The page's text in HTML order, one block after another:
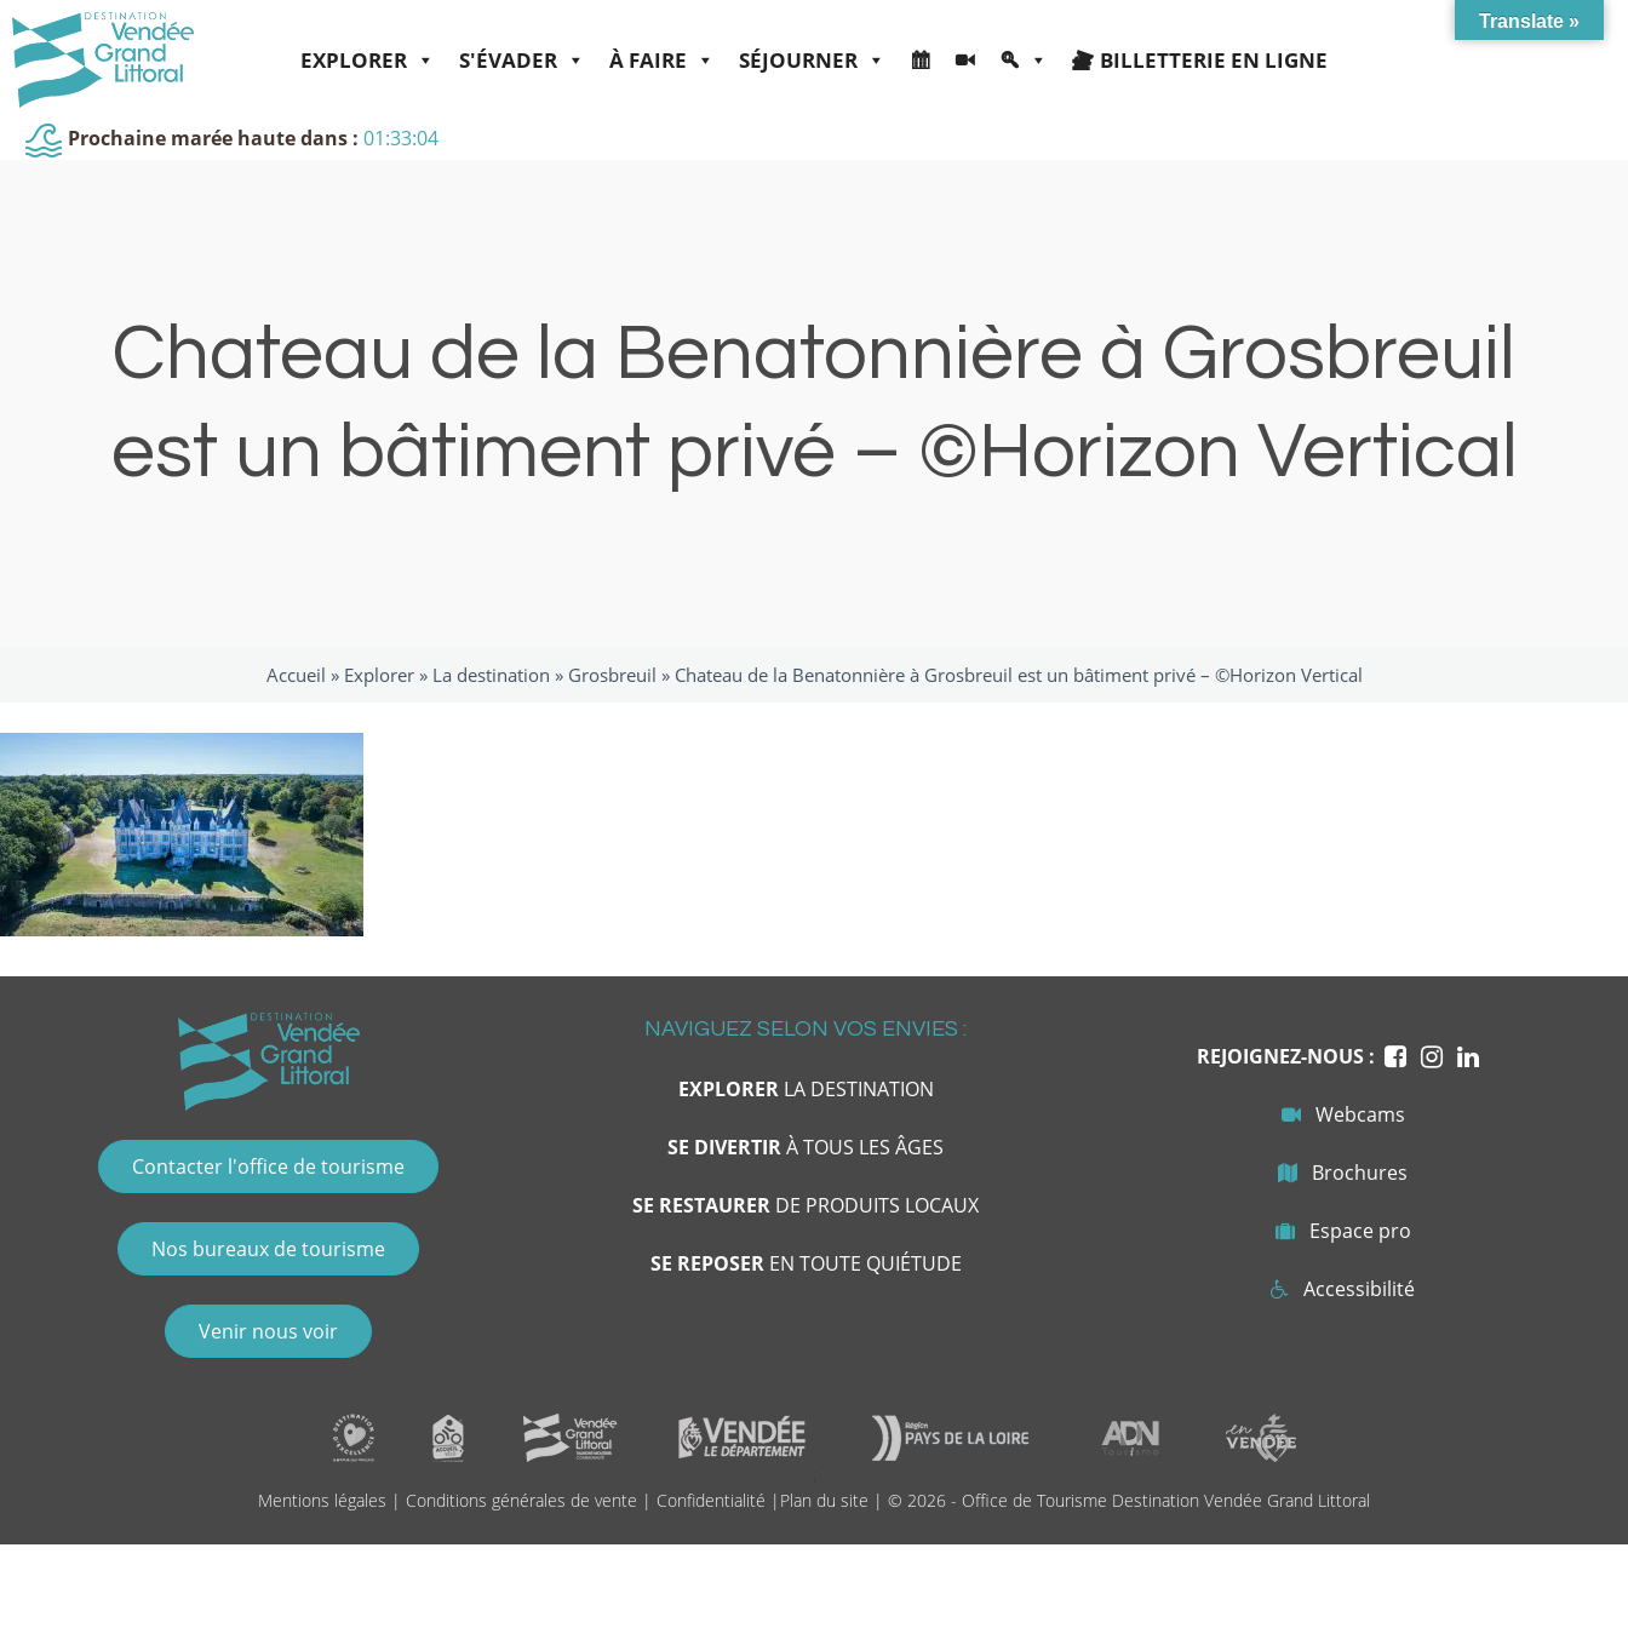
EXPLORER S'ÉVADER À FAIRE SÉJOURNER BILLETTERIE EN LIGNE
Prochaine marée haute dans : 01:33:04
Chateau de la Benatonnière à Grosbreuil
est un bâtiment privé – ©Horizon Vertical
Accueil » Explorer» La destination » Grosbreuil » Chateau de la Benatonnière à Grosbreuil est un bâtiment privé – ©Horizon Vertical
Contacter l'office de tourisme
Nos bureaux de tourisme
Venir nous voir
NAVIGUEZ SELON VOS ENVIES :
EXPLORERLA DESTINATION
SE DIVERTIRÀ TOUS LES ÂGES
SE RESTAURER DE PRODUITS LOCAUX
SE REPOSEREN TOUTE QUIÉTUDE
REJOIGNEZ-NOUS :
Webcams
Brochures
Espace pro
Accessibilité
Mentions légales | Conditions générales de vente | Confidentialité | Plan du site | © 2026 - Office de Tourisme Destination Vendée Grand Littoral
Translate »